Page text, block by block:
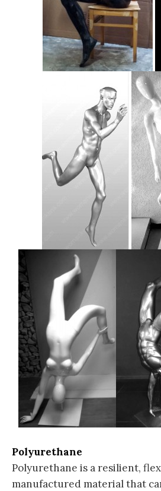
Polyurethane
Polyurethane is a resilient,
manufactured material that